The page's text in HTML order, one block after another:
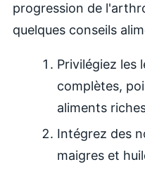
progression de
quelques conseils
Privilégiez les
complètes,
aliments
Intégrez des
maigres et